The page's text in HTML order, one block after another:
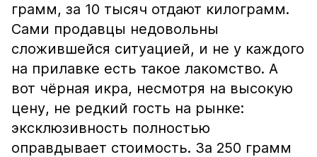
грамм, за 10 тысяч отдают килограмм.
Сами продавцы недовольны
сложившейся ситуацией, и не у каждого
на прилавке есть такое лакомство. А
вот чёрная икра, несмотря на высокую
цену, не редкий гость на рынке:
эксклюзивность полностью
оправдывает стоимость. За 250 грамм